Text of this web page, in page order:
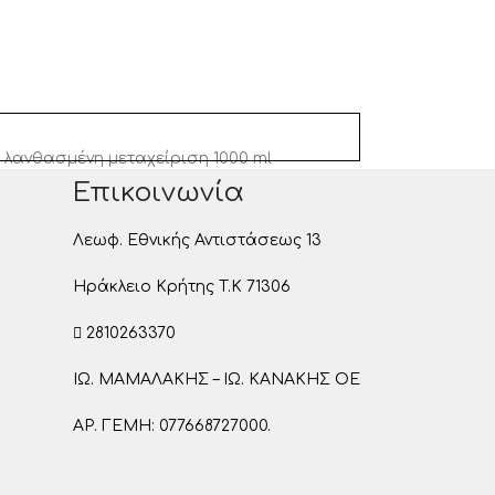
μεταχείριση 1000 ml
Επικοινωνία
Λεωφ. Εθνικής Αντιστάσεως 13
Ηράκλειο Κρήτης T.K 71306
2810263370
ΙΩ. ΜΑΜΑΛΑΚΗΣ – ΙΩ. ΚΑΝΑΚΗΣ ΟΕ
ΑΡ. ΓΕΜΗ: 077668727000.